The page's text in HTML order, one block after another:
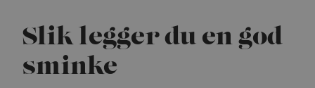
Slik legger du en god
sminke